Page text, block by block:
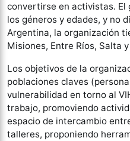
convertirse en activistas.
los géneros y edades, y no
Argentina, la organización
Misiones, Entre Ríos, Salta
Los objetivos de la
poblaciones claves
vulnerabilidad en torno al
trabajo, promoviendo
espacio de intercambio
talleres, proponiendo